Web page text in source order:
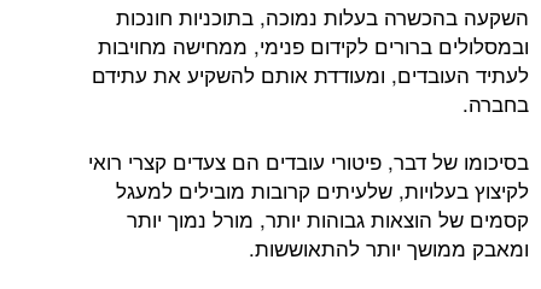
השקעה בהכשרה בעלות נמוכה, בתוכניות חונכות
ובמסלולים ברורים לקידום פנימי, ממחישה מחויבות
לעתיד העובדים, ומעודדת אותם להשקיע את עתידם
בחברה.
בסיכומו של דבר, פיטורי עובדים הם צעדים קצרי רואי
לקיצוץ בעלויות, שלעיתים קרובות מובילים למעגל
קסמים של הוצאות גבוהות יותר, מורל נמוך יותר
ומאבק ממושך יותר להתאוששות.